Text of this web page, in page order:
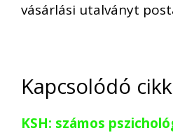
vásárlási utalványt
Kapcsolódó
KSH: számos